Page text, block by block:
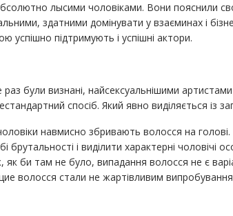
лысими чоловіками. Вони пояснили
здатними домінувати у взаєминах і
успішно підтримують і успішні актори.
були визнані, найсексуальнішими
спосіб. Який явно виділяється із
навмисно збривають волосся на
і виділити характерні чоловічі
ж, як би там не було, випадання волосся не є
волосся стали не жартівливим